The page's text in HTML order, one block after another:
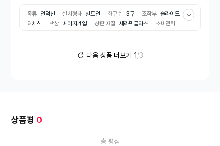
종류 인덕션 설치형태 빌트인 화구수 3구 조작부 슬라이드
터치식
색상 베이지계열 상판 재질 세라믹글라스
소비전력
다음 상품 더보기 1 /3
상품평 0
총 평점